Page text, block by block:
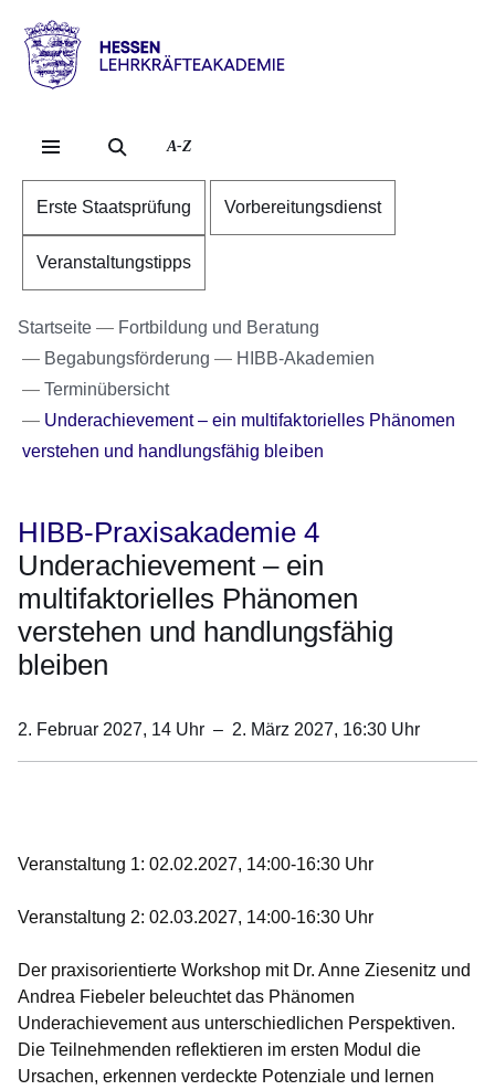
Direkt zum Kopf der
Direkt zum Inhalt
Direkt zum Fuß der
Hessen
Lehrkräfteakademie
A-Z
Erste Staatsprüfung Vorbereitungsdienst
Veranstaltungstipps
Startseite
Fortbildung und Beratung
Begabungsförderung
HIBB-Akademien
Terminübersicht
Underachievement – ein multifaktorielles Phänomen
verstehen und handlungsfähig bleiben
HIBB-Praxisakademie 4
Underachievement – ein
multifaktorielles Phänomen
verstehen und handlungsfähig
bleiben
2. Februar 2027, 14 Uhr – 2. März 2027, 16:30 Uhr
Veranstaltung 1: 02.02.2027, 14:00-16:30 Uhr
Veranstaltung 2: 02.03.2027, 14:00-16:30 Uhr
Der praxisorientierte Workshop mit Dr. Anne Ziesenitz und
Andrea Fiebeler beleuchtet das Phänomen
Underachievement aus unterschiedlichen Perspektiven.
Die Teilnehmenden reflektieren im ersten Modul die
Ursachen, erkennen verdeckte Potenziale und lernen